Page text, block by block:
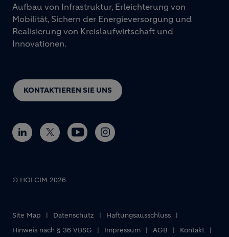
KONTAKTIEREN SIE UNS
Aufbau von Infrastruktur, Erleichterung von
Mobilität, Sichern der Energieversorgung und
Realisierung von Kreislaufwirtschaft und
Innovationen.
Footer bottom
© HOLCIM 2026
Site Map Datenschutz
Haftungsausschluss
Hinweis nach § 36 VBSG
Impressum AGB Kontakt